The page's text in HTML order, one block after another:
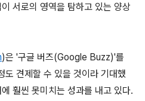
서로의 영역을 탐하고 있는 양상
)은 '구글 버즈(Google Buzz)'를
도 견제할 수 있을 것이라 기대했
훨씬 못미치는 성과를 내고 있다.